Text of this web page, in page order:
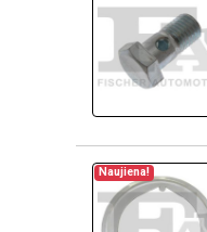
Naujiena!